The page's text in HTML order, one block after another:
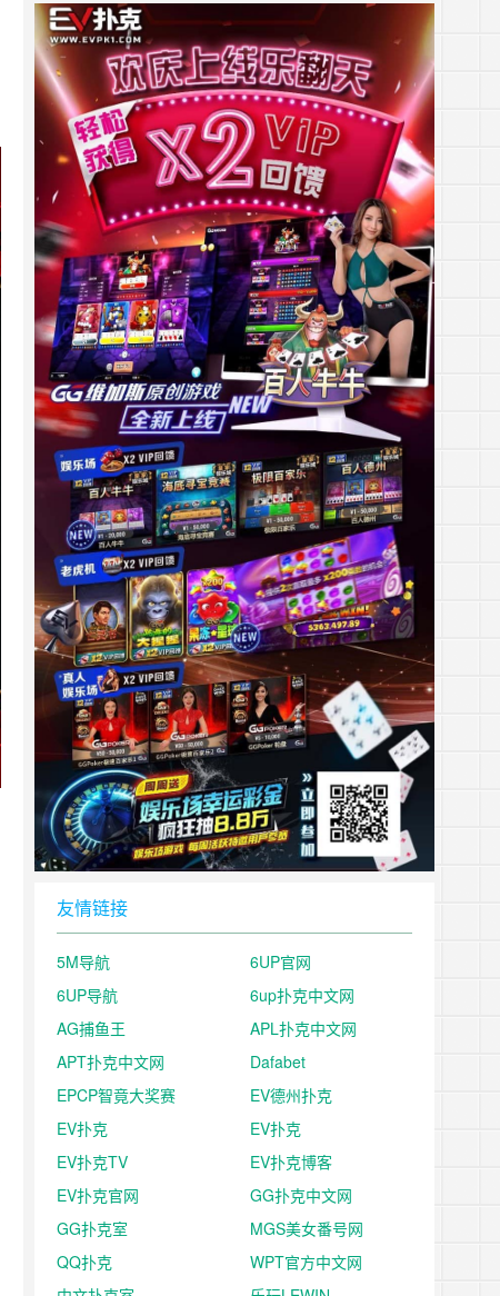
友情链接
5M导航
6UP官网
6UP导航
6up扑克中文网
AG捕鱼王
APL扑克中文网
APT扑克中文网
Dafabet
EPCP智竟大奖赛
EV德州扑克
EV扑克
EV扑克
EV扑克TV
EV扑克博客
EV扑克官网
GG扑克中文网
GG扑克室
MGS美女番号网
QQ扑克
WPT官方中文网